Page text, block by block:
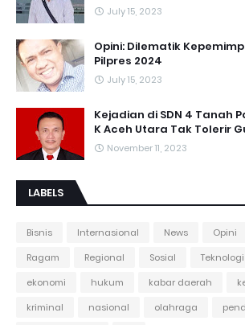
July 15, 2023
Opini: Dilematik
Pilpres 2024
July 15, 2023
Kejadian di SDN 4 Tanah
K Aceh Utara Tak Tolerir
November 11, 2023
LABELS
Bisnis Internasional News Opini
Ragam
Regional Sosial Teknologi
ekonomi
hukum kabar daerah
kriminal
nasional olahraga